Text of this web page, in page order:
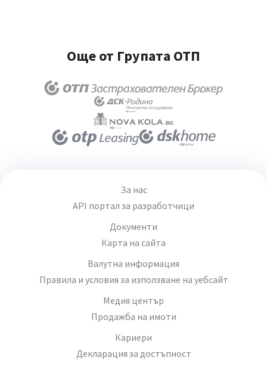
Още от Групата ОТП
За нас
API портал за разработчици
Документи
Карта на сайта
Валутна информация
Правила и условия за използване на уебсайт
Медия център
Продажба на имоти
Кариери
Декларация за достъпност